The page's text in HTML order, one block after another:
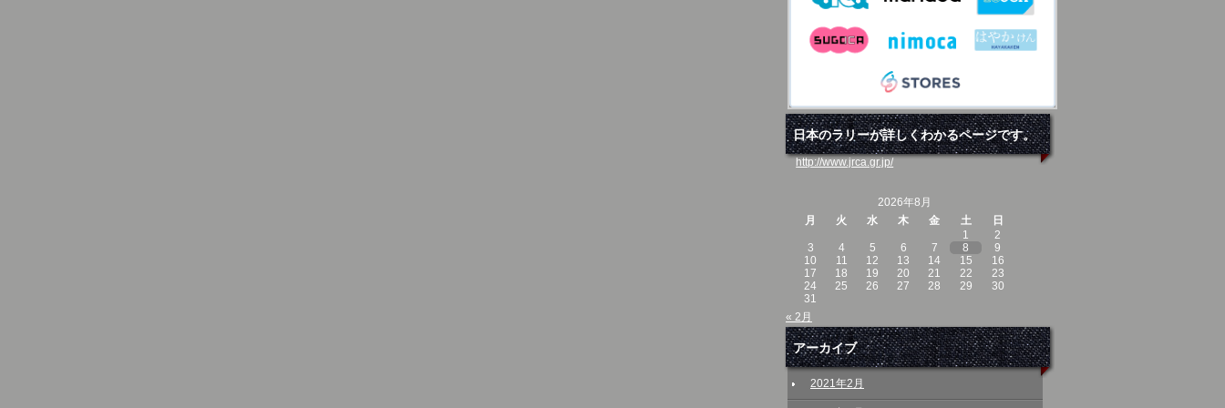
日本のラリーが詳しくわかるページです。
http://www.jrca.gr.jp/
2026年8月
月
火 水 木 金 土
日
1
2
3
4 5 6 7 8
9
10
11 12 13 14 15
16
17
18 19 20 21 22
23
24
25 26 27 28 29
30
31
« 2月
アーカイブ
2021年2月